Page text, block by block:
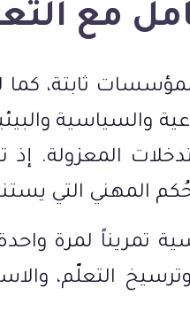
مع
ثابتة، كما
والسياسية
التدخلات المعزولة.
المهني التي
تمريناً لمرة
وترسيخ التعلّم،